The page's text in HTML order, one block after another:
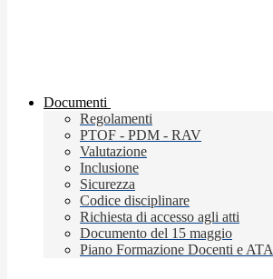
Documenti
Regolamenti
PTOF - PDM - RAV
Valutazione
Inclusione
Sicurezza
Codice disciplinare
Richiesta di accesso agli atti
Documento del 15 maggio
Piano Formazione Docenti e ATA